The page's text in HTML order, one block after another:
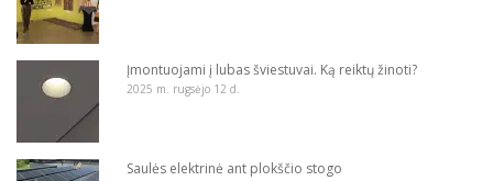
Įmontuojami į lubas šviestuvai. Ką reiktų žinoti?
2025 m. rugsėjo 12 d.
Saulės elektrinė ant plokščio stogo